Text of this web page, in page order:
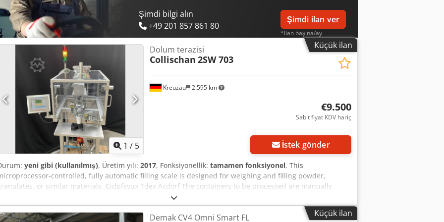
Şimdi bilgi alın
+49 201 857 861 80
Şimdi ilan ver
*ilan başına/ay
Küçük ilan
1 / 5
Kreuzau 2.595 km
Dolum terazisi
Collischan 2SW 703
€9.500
Sabit fiyat KDV hariç
İstek gönder
yeni gibi (kullanılmış), Üretim yılı: 2017, Fonksiyonellik: tamamen fonksiyonel, This
controlled, fully automatic filling scale is designed for weighing and filling powder,
or similar materials. Cjdpfsyux Tdex Acdorf The containers to be processed are manually
placed beneath the filling station. The product is loaded via a stainless steel hopper – capacity approx. 20
– and conveyed forward into the weighing area via a vibrating chute. Once the pre-set weight is
the weighing pan opens and the product is discharged downward into the container through a
Küçük ilan
Demak CV4 Omni Smart FL